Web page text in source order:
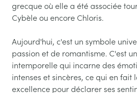
grecque où elle a été associée
Cybèle ou encore Chloris.
Aujourd'hui, c'est un symbole
passion et de romantisme. C'est
intemporelle qui incarne des
intenses et sincères, ce qui en fait
excellence pour déclarer ses